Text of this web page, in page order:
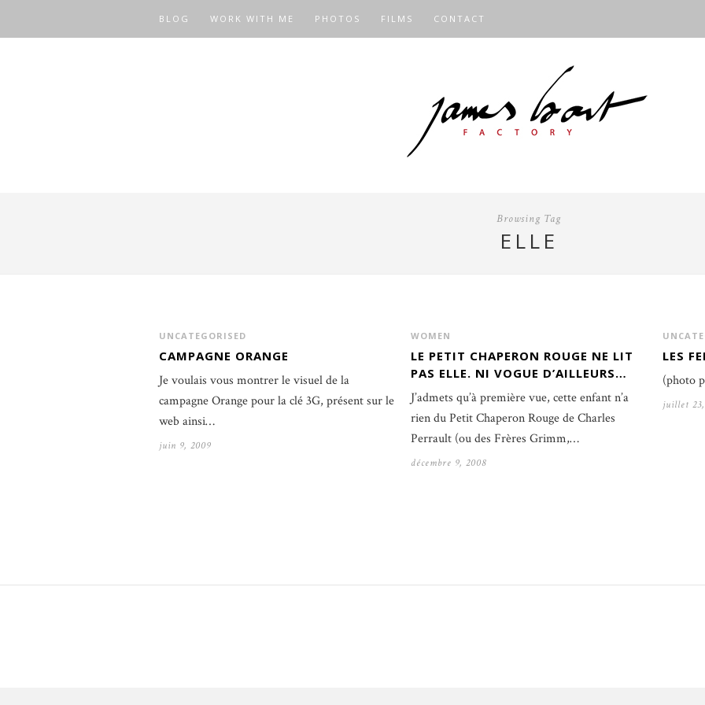
BLOG WORK WITH ME PHOTOS FILMS CONTACT
Browsing Tag
ELLE
UNCATEGORISED
CAMPAGNE ORANGE
Je voulais vous montrer le visuel de la
campagne Orange pour la clé 3G, présent sur le
web ainsi…
juin 9, 2009
WOMEN
LE PETIT CHAPERON ROUGE NE LIT
PAS ELLE. NI VOGUE D’AILLEURS…
J’admets qu’à première vue, cette enfant n’a
rien du Petit Chaperon Rouge de Charles
Perrault (ou des Frères Grimm,…
décembre 9, 2008
LES
(photo
juillet